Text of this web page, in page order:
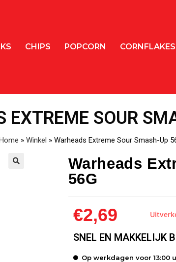
CHIPS POPCORN CORNFLAKES
EXTREME SOUR
» Winkel » Warheads Extreme Sour Smash-Up
Warheads
56G
€2,69
SNEL EN MAKKELIJK
Op werkdagen voor